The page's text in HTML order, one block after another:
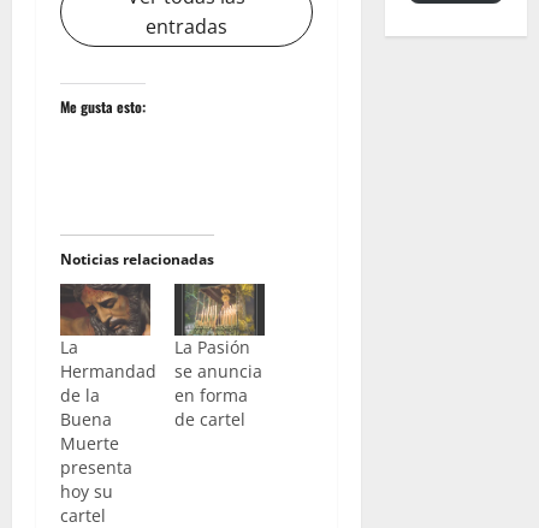
entradas
Me gusta esto:
Noticias relacionadas
La
Hermandad
de la
Buena
Muerte
presenta
hoy su
cartel
La Pasión
se anuncia
en forma
de cartel